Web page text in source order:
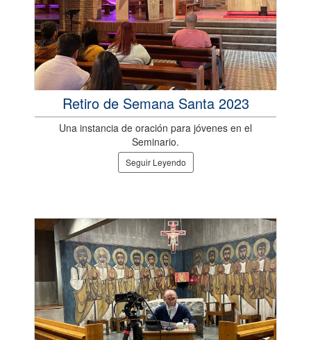
Retiro de Semana Santa 2023
Una instancia de oración para jóvenes en el
Seminario.
Seguir Leyendo